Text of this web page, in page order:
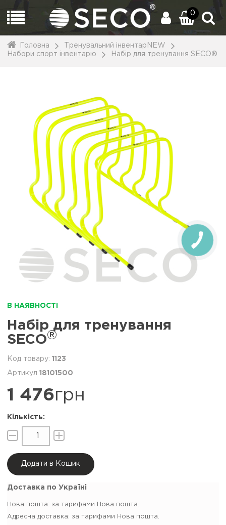
0
Головна
Тренувальний інвентарNEW
Набори спорт інвентарю
Набір для тренування SECO®
В НАЯВНОСТІ
Набір для тренування
SECO®
1123
18101500
1 476грн
Додати в Кошик
Доставка по Україні
Нова пошта: за тарифами Нова пошта.
Адресна доставка: за тарифами Нова пошта.